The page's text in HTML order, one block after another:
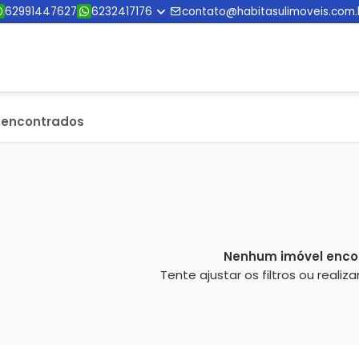
62991447627 6232417176
Nenhum imóvel
Tente ajustar os filtros ou